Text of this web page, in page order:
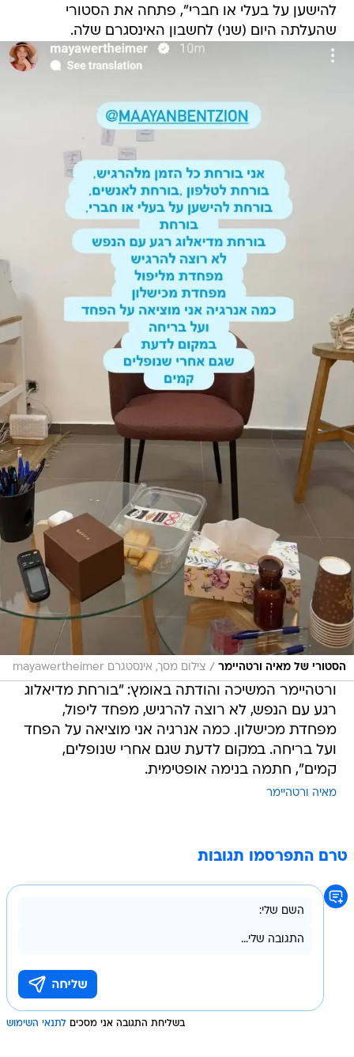
להישען על בעלי או חברי", פתחה את הסטורי
שהעלתה היום (שני) לחשבון האינסגרם שלה.
הסטורי של מאיה ורטהיימר / צילום מסך, אינסטגרם mayawertheimer
ורטהיימר המשיכה והודתה באומץ: "בורחת מדיאלוג
רגע עם הנפש, לא רוצה להרגיש, מפחד ליפול,
מפחדת מכישלון. כמה אנרגיה אני מוציאה על הפחד
ועל בריחה. במקום לדעת שגם אחרי שנופלים,
קמים", חתמה בנימה אופטימית.
מאיה ורטהיימר
טרם התפרסמו תגובות
בשליחת התגובה אני מסכים לתנאי השימוש